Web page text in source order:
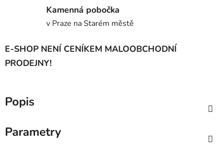
Kamenná pobočka
v Praze na Starém městě
E-SHOP NENÍ CENÍKEM MALOOBCHODNÍ
PRODEJNY!
Popis
Parametry